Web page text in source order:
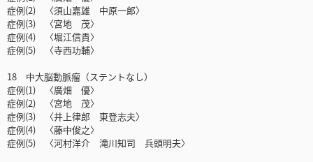
症例(2) 〈須山嘉雄 中原一郎〉
症例(3) 〈宮地 茂〉
症例(4) 〈堀江信貴〉
症例(5) 〈寺西功輔〉
18 中大脳動脈瘤（ステントなし）
症例(1) 〈廣畑 優〉
症例(2) 〈宮地 茂〉
症例(3) 〈井上律郎 東登志夫〉
症例(4) 〈藤中俊之〉
症例(5) 〈河村洋介 滝川知司 兵頭明夫〉